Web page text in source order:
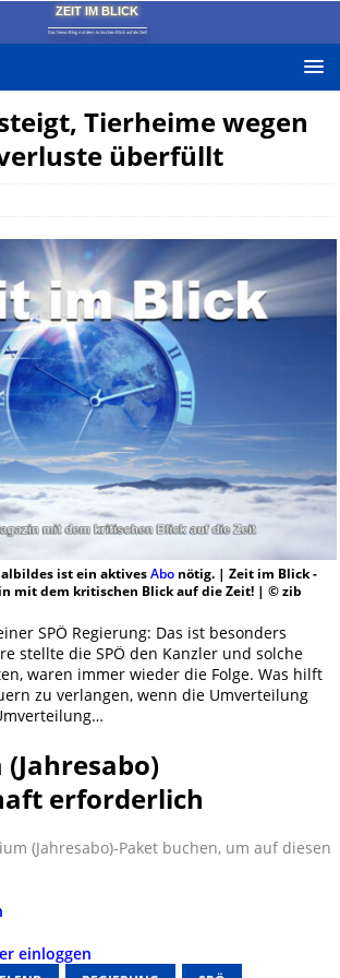
ZEIT IM BLICK
Das News-Blog mit dem kritischen Blick auf die Zeit!
Tierheime wegen
überfüllt
ist ein aktivesAbonötig. | Zeit im Blick -
mit dem kritischen Blick auf die Zeit! | © zib
SPÖ Regierung: Das ist besonders
stellte die SPÖ den Kanzler und solche
waren immer wieder die Folge. Was hilft
zu verlangen, wenn die Umverteilung
erforderlich
(Jahresabo)-Paket buchen, um auf diesen
einloggen